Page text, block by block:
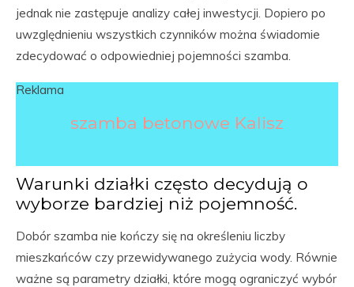
jednak nie zastępuje analizy całej inwestycji. Dopiero po
uwzględnieniu wszystkich czynników można świadomie
zdecydować o odpowiedniej pojemności szamba.
Reklama
szamba betonowe Kalisz
Warunki działki często decydują o
wyborze bardziej niż pojemność.
Dobór szamba nie kończy się na określeniu liczby
mieszkańców czy przewidywanego zużycia wody. Równie
ważne są parametry działki, które mogą ograniczyć wybór